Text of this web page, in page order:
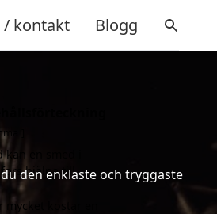
/ kontakt Blogg
den enklaste och tryggaste
kan en smed i
hjälpa till
mycket kostar en